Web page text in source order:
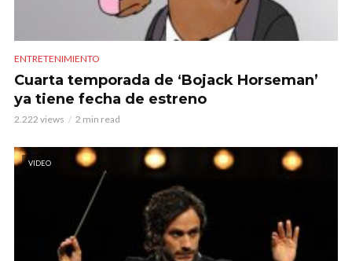
ENTRETENIMIENTO
Cuarta temporada de ‘Bojack Horseman’
ya tiene fecha de estreno
2.222 views 2 min read
VIDEO